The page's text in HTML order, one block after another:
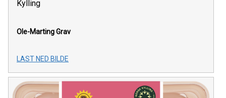
Kylling
Ole-Marting Grav
LAST NED BILDE